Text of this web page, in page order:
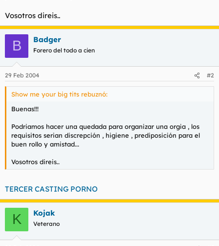
Vosotros direis..
B Badger
Forero del todo a cien
29 Feb 2004 #2
Show me your big tits rebuznó:
Buenas!!!
Podriamos hacer una quedada para organizar una orgia , los
requisitos serian discrepción , higiene , prediposición para el
buen rollo y amistad...
Vosotros direis..
TERCER CASTING PORNO
K Kojak
Veterano